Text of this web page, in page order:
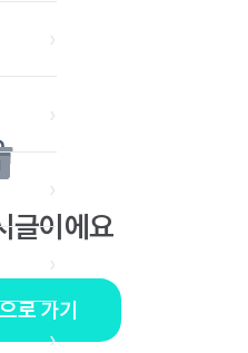
글이에요
로 가기
›
›
›
›
›